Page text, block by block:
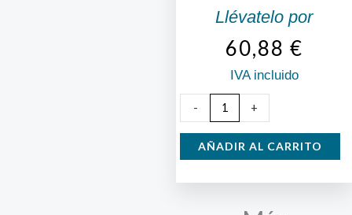
Llévatelo por
60,88 €
IVA incluido
-
Encorchadora
semiprofesional
cantidad
+
AÑADIR AL CARRITO